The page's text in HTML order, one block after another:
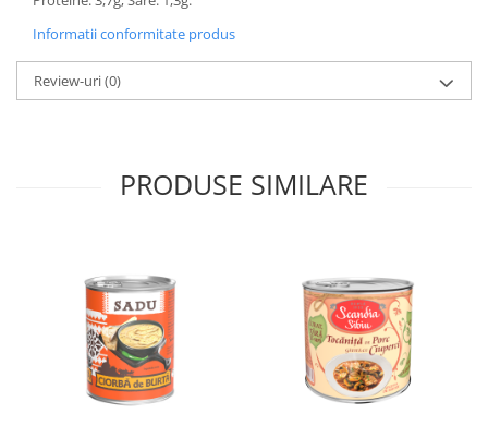
Informatii conformitate produs
Review-uri(0)
PRODUSE SIMILARE